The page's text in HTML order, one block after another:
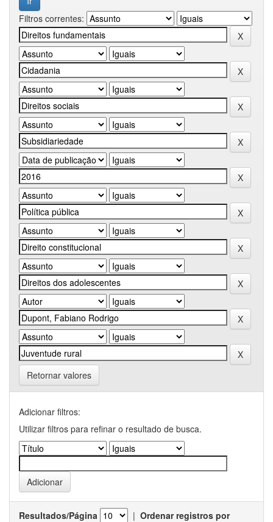
Filtros correntes:
Retornar valores
Adicionar filtros:
Utilizar filtros para refinar o resultado de busca.
Resultados/Página | Ordenar registros por